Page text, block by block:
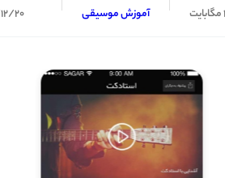
آموزش موسیقی 20